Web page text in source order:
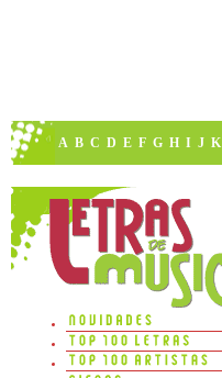
A B C D E F G H I J K